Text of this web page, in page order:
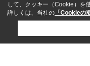
して、クッキー（Cookie）を
詳しくは、当社の 「Cookieの